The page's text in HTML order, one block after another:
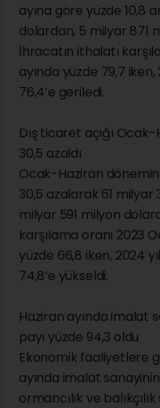
ayına göre yüzde 10,8
dolardan, 5 milyar 871
İhracatın ithalatı
ayında yüzde 79,7
76,4’e geriledi.
Dış ticaret açığı
30,5 azaldı
Ocak-Haziran
30,5 azalarak 61
milyar 591 milyon
karşılama oranı 2023
yüzde 66,8 iken, 2024
74,8’e yükseldi.
Haziran ayında
payı yüzde 94,3 oldu
Ekonomik faaliyetlere
ayında imalat
ormancılık ve